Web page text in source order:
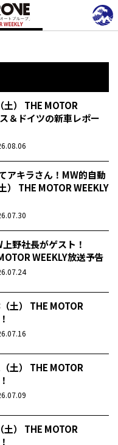
土） THE MOTOR
＆ドイツの新車レポー
アキラさん！MW的自動
） THE MOTOR WEEKLY
上野社長がゲスト！
WEEKLY放送予告
土） THE MOTOR
土） THE MOTOR
土） THE MOTOR